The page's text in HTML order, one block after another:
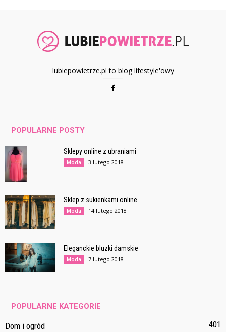
lubiepowietrze.pl to blog lifestyle'owy
POPULARNE POSTY
Sklepy online z ubraniami
Moda 3 lutego 2018
Sklep z sukienkami online
Moda 14 lutego 2018
Eleganckie bluzki damskie
Moda 7 lutego 2018
POPULARNE KATEGORIE
Dom i ogród
401